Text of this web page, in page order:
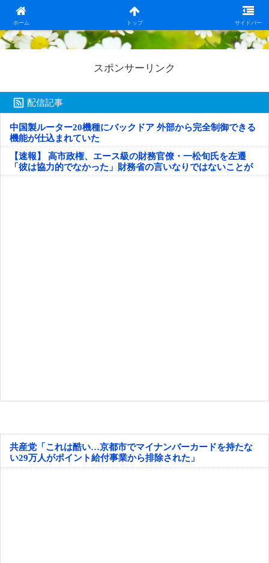
ホーム トップ サイドバー
日本第一！ニュース録
スポンサーリンク
配信記事
中国製ルーター20機種にバックドア 外部から完全制御できる
機能が仕込まれていた
【速報】 高市政権、エース級の財務官僚・一松旬氏を左遷
「彼は協力的でなかった」財務省の言いなりではないことが
判明
共産党「これは酷い…京都市でマイナンバーカードを持たな
い29万人がポイント給付事業から排除された」